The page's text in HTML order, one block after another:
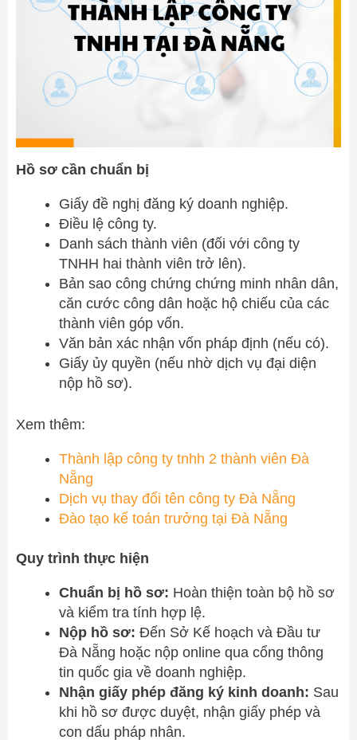
Hồ sơ cần chuẩn bị
Giấy đề nghị đăng ký doanh nghiệp.
Điều lệ công ty.
Danh sách thành viên (đối với công ty
TNHH hai thành viên trở lên).
Bản sao công chứng chứng minh nhân dân,
căn cước công dân hoặc hộ chiếu của các
thành viên góp vốn.
Văn bản xác nhận vốn pháp định (nếu có).
Giấy ủy quyền (nếu nhờ dịch vụ đại diện
nộp hồ sơ).
Xem thêm:
Thành lập công ty tnhh 2 thành viên Đà
Nẵng
Dịch vụ thay đổi tên công ty Đà Nẵng
Đào tạo kế toán trưởng tại Đà Nẵng
Quy trình thực hiện
Chuẩn bị hồ sơ: Hoàn thiện toàn bộ hồ sơ
và kiểm tra tính hợp lệ.
Nộp hồ sơ: Đến Sở Kế hoạch và Đầu tư
Đà Nẵng hoặc nộp online qua cổng thông
tin quốc gia về doanh nghiệp.
Nhận giấy phép đăng ký kinh doanh: Sau
khi hồ sơ được duyệt, nhận giấy phép và
con dấu pháp nhân.